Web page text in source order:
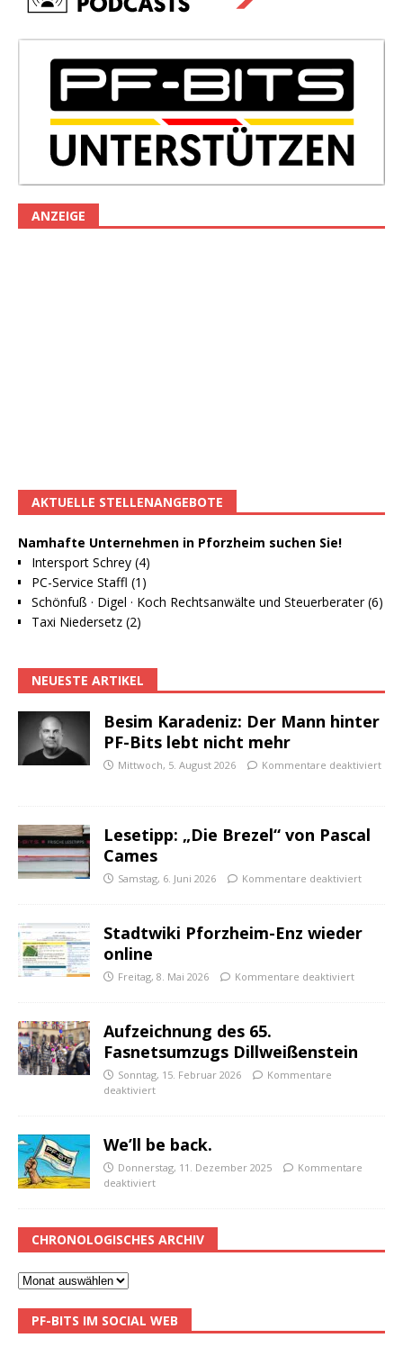
ANZEIGE
AKTUELLE STELLENANGEBOTE
Namhafte Unternehmen in Pforzheim suchen Sie!
Intersport Schrey (4)
PC-Service Staffl (1)
Schönfuß · Digel · Koch Rechtsanwälte und Steuerberater (6)
Taxi Niedersetz (2)
NEUESTE ARTIKEL
Besim Karadeniz: Der Mann hinter
PF-Bits lebt nicht mehr
Mittwoch, 5. August 2026 Kommentare deaktiviert
Lesetipp: „Die Brezel“ von Pascal
Cames
Samstag, 6. Juni 2026 Kommentare deaktiviert
Stadtwiki Pforzheim-Enz wieder
online
Freitag, 8. Mai 2026 Kommentare deaktiviert
Aufzeichnung des 65.
Fasnetsumzugs Dillweißenstein
Sonntag, 15. Februar 2026
Kommentare
deaktiviert
We’ll be back.
Donnerstag, 11. Dezember 2025
Kommentare
deaktiviert
CHRONOLOGISCHES ARCHIV
PF-BITS IM SOCIAL WEB